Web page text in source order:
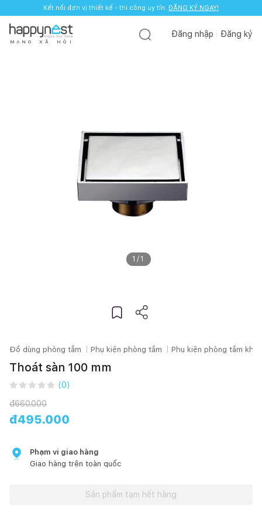
Kết nối đơn vị thiết kế - thi công uy tín. ĐĂNG KÝ NGAY!
M Ạ N G X Ã H Ộ I
Đăng nhập Đăng ký
1 / 1
Đồ dùng phòng tắm Phụ kiện phòng tắm Phụ kiện phòng tắm khác
Thoát sàn 100 mm
(0)
đ660.000
đ495.000
Phạm vi giao hàng
Giao hàng trên toàn quốc
Sản phẩm tạm hết hàng